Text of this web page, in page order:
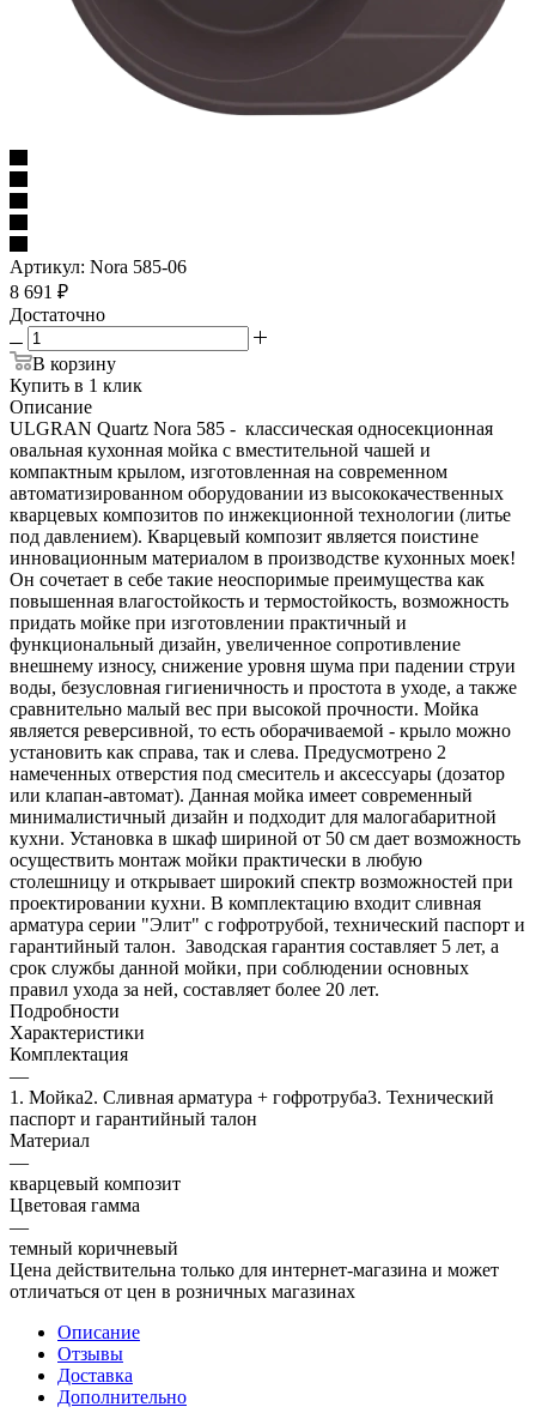
Артикул: Nora 585-06
8 691 ₽
Достаточно
В корзину
Купить в 1 клик
Описание
ULGRAN Quartz Nora 585 - классическая односекционная
овальная кухонная мойка с вместительной чашей и
компактным крылом, изготовленная на современном
автоматизированном оборудовании из высококачественных
кварцевых композитов по инжекционной технологии (литье
под давлением). Кварцевый композит является поистине
инновационным материалом в производстве кухонных моек!
Он сочетает в себе такие неоспоримые преимущества как
повышенная влагостойкость и термостойкость, возможность
придать мойке при изготовлении практичный и
функциональный дизайн, увеличенное сопротивление
внешнему износу, снижение уровня шума при падении струи
воды, безусловная гигиеничность и простота в уходе, а также
сравнительно малый вес при высокой прочности. Мойка
является реверсивной, то есть оборачиваемой - крыло можно
установить как справа, так и слева. Предусмотрено 2
намеченных отверстия под смеситель и аксессуары (дозатор
или клапан-автомат). Данная мойка имеет современный
минималистичный дизайн и подходит для малогабаритной
кухни. Установка в шкаф шириной от 50 см дает возможность
осуществить монтаж мойки практически в любую
столешницу и открывает широкий спектр возможностей при
проектировании кухни. В комплектацию входит сливная
арматура серии "Элит" с гофротрубой, технический паспорт и
гарантийный талон. Заводская гарантия составляет 5 лет, а
срок службы данной мойки, при соблюдении основных
правил ухода за ней, составляет более 20 лет.
Подробности
Характеристики
Комплектация
—
1. Мойка2. Сливная арматура + гофротруба3. Технический
паспорт и гарантийный талон
Материал
—
кварцевый композит
Цветовая гамма
—
темный коричневый
Цена действительна только для интернет-магазина и может
отличаться от цен в розничных магазинах
Описание
Отзывы
Доставка
Дополнительно